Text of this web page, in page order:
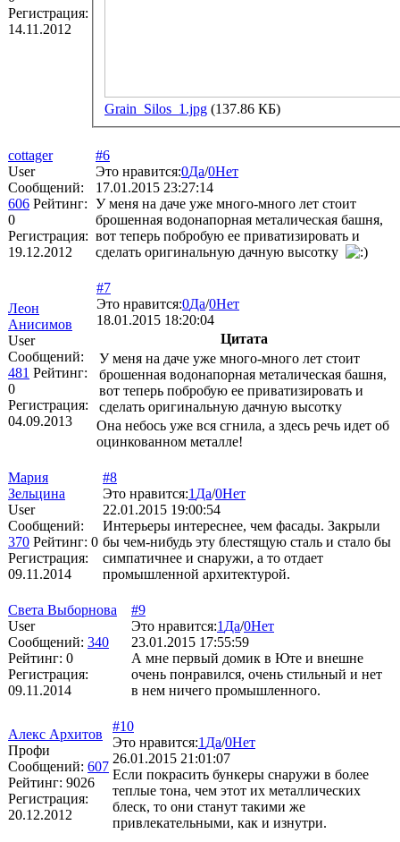
Регистрация:
14.11.2012
Grain_Silos_1.jpg (137.86 КБ)
cottager
User
Сообщений:
606 Рейтинг:
0
Регистрация:
19.12.2012
#6
Это нравится:0Да/0Нет
17.01.2015 23:27:14
У меня на даче уже много-много лет стоит
брошенная водонапорная металическая башня,
вот теперь побробую ее приватизировать и
сделать оригинальную дачную высотку
Леон
Анисимов
User
Сообщений:
481 Рейтинг:
0
Регистрация:
04.09.2013
#7
Это нравится:0Да/0Нет
18.01.2015 18:20:04
Цитата
У меня на даче уже много-много лет стоит
брошенная водонапорная металическая башня,
вот теперь побробую ее приватизировать и
сделать оригинальную дачную высотку
Она небось уже вся сгнила, а здесь речь идет об
оцинкованном металле!
Мария
Зельцина
User
Сообщений:
370 Рейтинг: 0
Регистрация:
09.11.2014
#8
Это нравится:1 Да/0Нет
22.01.2015 19:00:54
Интерьеры интереснее, чем фасады. Закрыли
бы чем-нибудь эту блестящую сталь и стало бы
симпатичнее и снаружи, а то отдает
промышленной архитектурой.
Света Выборнова
User
Сообщений: 340
Рейтинг: 0
Регистрация:
09.11.2014
#9
Это нравится:1 Да/0Нет
23.01.2015 17:55:59
А мне первый домик в Юте и внешне
очень понравился, очень стильный и нет
в нем ничего промышленного.
Алекс Архитов
Профи
Сообщений: 607
Рейтинг: 9026
Регистрация:
20.12.2012
#10
Это нравится:1 Да/0Нет
26.01.2015 21:01:07
Если покрасить бункеры снаружи в более
теплые тона, чем этот их металлических
блеск, то они станут такими же
привлекательными, как и изнутри.